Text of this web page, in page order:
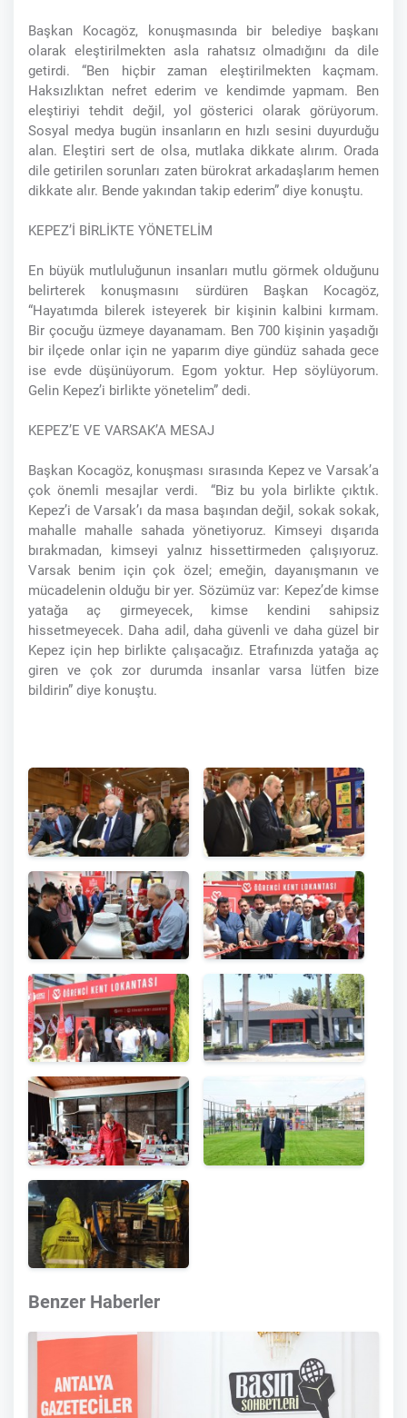
Başkan Kocagöz, konuşmasında bir belediye başkanı
olarak eleştirilmekten asla rahatsız olmadığını da dile
getirdi. “Ben hiçbir zaman eleştirilmekten kaçmam.
Haksızlıktan nefret ederim ve kendimde yapmam. Ben
eleştiriyi tehdit değil, yol gösterici olarak görüyorum.
Sosyal medya bugün insanların en hızlı sesini duyurduğu
alan. Eleştiri sert de olsa, mutlaka dikkate alırım. Orada
dile getirilen sorunları zaten bürokrat arkadaşlarım hemen
dikkate alır. Bende yakından takip ederim” diye konuştu.
KEPEZ’İ BİRLİKTE YÖNETELİM
En büyük mutluluğunun insanları mutlu görmek olduğunu
belirterek konuşmasını sürdüren Başkan Kocagöz,
“Hayatımda bilerek isteyerek bir kişinin kalbini kırmam.
Bir çocuğu üzmeye dayanamam. Ben 700 kişinin yaşadığı
bir ilçede onlar için ne yaparım diye gündüz sahada gece
ise evde düşünüyorum. Egom yoktur. Hep söylüyorum.
Gelin Kepez’i birlikte yönetelim” dedi.
KEPEZ’E VE VARSAK’A MESAJ
Başkan Kocagöz, konuşması sırasında Kepez ve Varsak’a
çok önemli mesajlar verdi. “Biz bu yola birlikte çıktık.
Kepez’i de Varsak’ı da masa başından değil, sokak sokak,
mahalle mahalle sahada yönetiyoruz. Kimseyi dışarıda
bırakmadan, kimseyi yalnız hissettirmeden çalışıyoruz.
Varsak benim için çok özel; emeğin, dayanışmanın ve
mücadelenin olduğu bir yer. Sözümüz var: Kepez’de kimse
yatağa aç girmeyecek, kimse kendini sahipsiz
hissetmeyecek. Daha adil, daha güvenli ve daha güzel bir
Kepez için hep birlikte çalışacağız. Etrafınızda yatağa aç
giren ve çok zor durumda insanlar varsa lütfen bize
bildirin” diye konuştu.
Benzer Haberler